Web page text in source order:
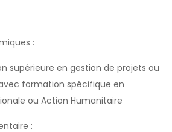
:
supérieure en gestion de projets ou
formation spécifique en
ou Action Humanitaire
: